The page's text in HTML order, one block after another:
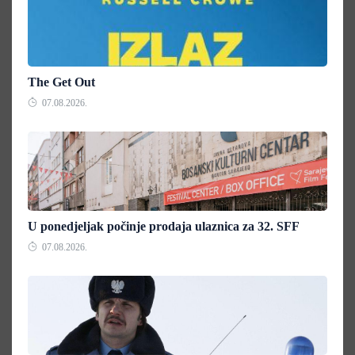
The Get Out
07.08.2026.
U ponedjeljak počinje prodaja ulaznica za 32. SFF
07.08.2026.